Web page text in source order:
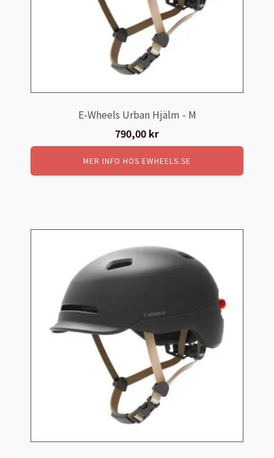
E-Wheels Urban Hjälm - M
790,00 kr
MER INFO HOS EWHEELS.SE